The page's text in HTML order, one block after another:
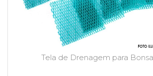
Tela de Drenagem para